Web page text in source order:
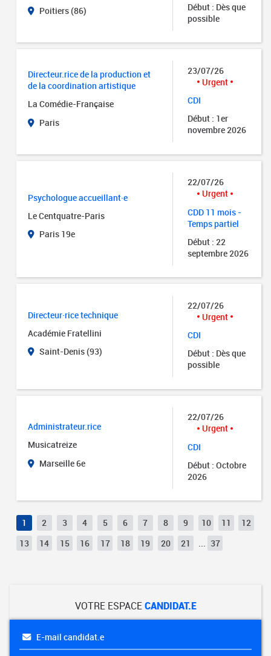
Poitiers (86)
Début : Dès que
possible
Directeur.rice de la production et
de la coordination artistique
La Comédie-Française
Paris
23/07/26
Urgent
CDI
Début : 1er
novembre 2026
Psychologue accueillant·e
Le Centquatre-Paris
Paris 19e
22/07/26
Urgent
CDD 11 mois -
Temps partiel
Début : 22
septembre 2026
Directeur·rice technique
Académie Fratellini
Saint-Denis (93)
22/07/26
Urgent
CDI
Début : Dès que
possible
Administrateur.rice
Musicatreize
Marseille 6e
22/07/26
Urgent
CDI
Début : Octobre
2026
1 2 3 4 5 6 7 8 9 10 11
12
13
14 15 16 17 18 19 20 21 37
VOTRE ESPACECANDIDAT.E
E-mail candidat.e